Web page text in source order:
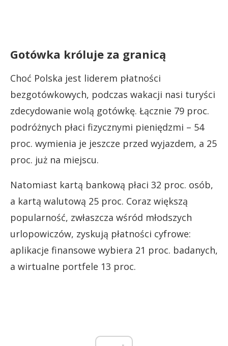
Gotówka króluje za granicą
Choć Polska jest liderem płatności
bezgotówkowych, podczas wakacji nasi turyści
zdecydowanie wolą gotówkę. Łącznie 79 proc.
podróżnych płaci fizycznymi pieniędzmi – 54
proc. wymienia je jeszcze przed wyjazdem, a 25
proc. już na miejscu.
Natomiast kartą bankową płaci 32 proc. osób,
a kartą walutową 25 proc. Coraz większą
popularność, zwłaszcza wśród młodszych
urlopowiczów, zyskują płatności cyfrowe:
aplikacje finansowe wybiera 21 proc. badanych,
a wirtualne portfele 13 proc.